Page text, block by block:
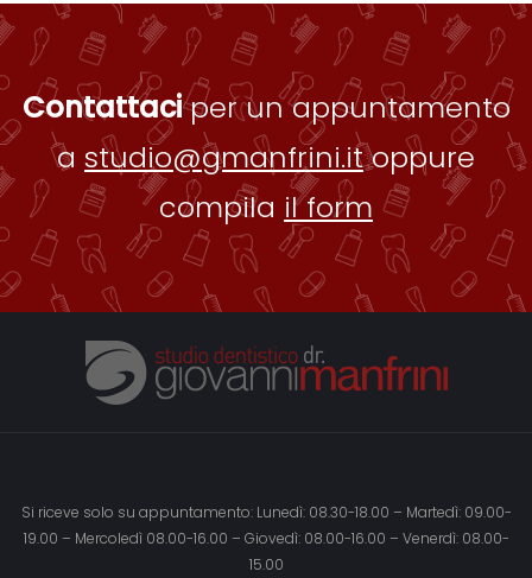
Contattaciper un appuntamento
a studio@gmanfrini.itoppure
compila il form
Si riceve solo su appuntamento: Lunedì: 08.30-18.00 – Martedì: 09.00-
19.00 – Mercoledì 08.00-16.00 – Giovedì: 08.00-16.00 – Venerdì: 08.00-
15.00